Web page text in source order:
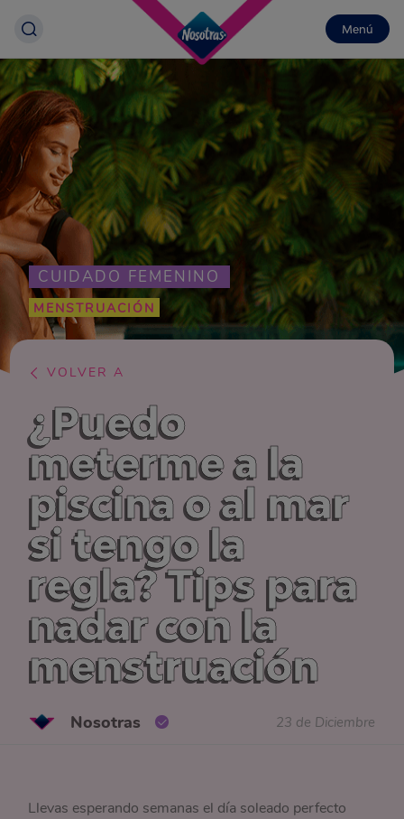
Menú
CUIDADO FEMENINO
MENSTRUACIÓN
VOLVER A
¿Puedo
meterme a la
piscina o al mar
si tengo la
regla? Tips para
nadar con la
menstruación
Nosotras 23 de Diciembre
Llevas esperando semanas el día soleado perfecto